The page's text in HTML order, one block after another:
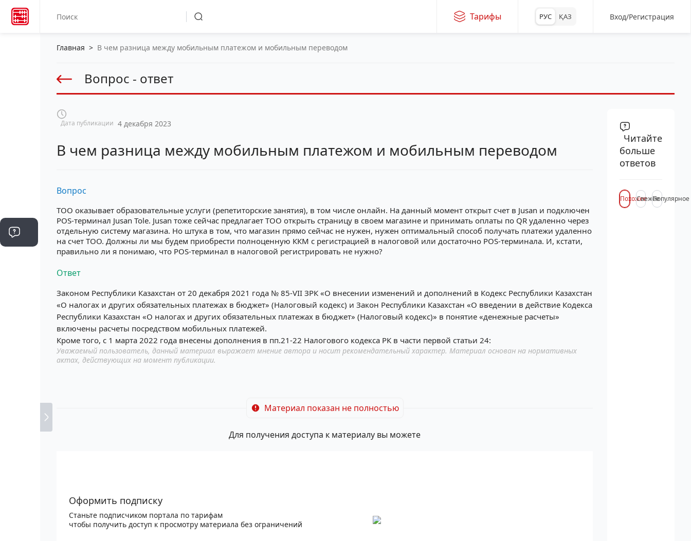
Тарифы РУС ҚАЗ Вход/Регистрация
Главная > В чем разница между мобильным платежом и мобильным переводом
Вопрос - ответ
Дата публикации 4 декабря 2023
В чем разница между мобильным платежом и мобильным переводом
Вопрос
ТОО оказывает образовательные услуги (репетиторские занятия), в том числе онлайн. На данный момент открыт счет в Jusan и подключен
POS-терминал Jusan Tole. Jusan тоже сейчас предлагает ТОО открыть страницу в своем магазине и принимать оплаты по QR удаленно через
отдельную систему магазина. Но штука в том, что магазин прямо сейчас не нужен, нужен оптимальный способ получать платежи удаленно
на счет ТОО. Должны ли мы будем приобрести полноценную ККМ с регистрацией в налоговой или достаточно POS-терминала. И, кстати,
правильно ли я понимаю, что POS-терминал в налоговой регистрировать не нужно?
Ответ
Законом Республики Казахстан от 20 декабря 2021 года № 85-VII ЗРК «О внесении изменений и дополнений в Кодекс Республики Казахстан
«О налогах и других обязательных платежах в бюджет» (Налоговый кодекс) и Закон Республики Казахстан «О введении в действие Кодекса
Республики Казахстан «О налогах и других обязательных платежах в бюджет» (Налоговый кодекс)» в понятие «денежные расчеты»
включены расчеты посредством мобильных платежей.
Кроме того, с 1 марта 2022 года внесены дополнения в пп.21-22 Налогового кодекса РК в части первой статьи 24:
Уважаемый пользователь, данный материал выражает мнение автора и носит рекомендательный характер. Материал основан на нормативных
актах, действующих на момент публикации.
Материал показан не полностью
Для получения доступа к материалу вы можете
Оформить подписку
Станьте подписчиком портала по тарифам
чтобы получить доступ к просмотру материала без ограничений
Читайте
больше
ответов
ПохожееСвежееПопулярное